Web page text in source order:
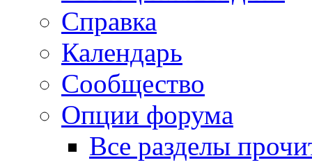
Справка
Календарь
Сообщество
Опции форума
Все разделы